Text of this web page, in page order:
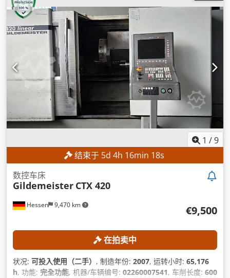
1 /9
结束于 5d 4h 16min 17s
Hessen 9,470 km
数控车床
Gildemeister CTX 420
€9,500
在拍卖中
状况: 可投入使用（二手） , 制造年份: 2007, 运转小时: 65,176
h, 功能: 完全功能, 机器/车辆编号: 02260007541, 车削长度: 600